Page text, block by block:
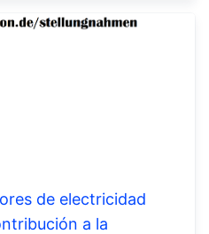
de electricidad
a la